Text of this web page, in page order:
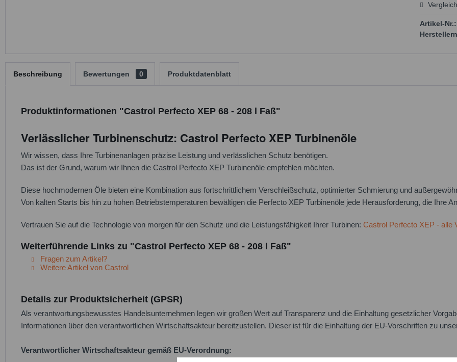
Preis
Artikel-Nr.:
Beschreibung Bewertungen 0 Produktdatenblatt
Produktinformationen "Castrol Perfecto XEP 68 - 208 l Faß"
Verlässlicher Turbinenschutz: Castrol Perfecto XEP Turbinenöle
Wir wissen, dass Ihre Turbinenanlagen präzise Leistung und verlässlichen Schutz benötigen.
Das ist der Grund, warum wir Ihnen die Castrol Perfecto XEP Turbinenöle empfehlen möchten.
Diese hochmodernen Öle bieten eine Kombination aus fortschrittlichem Verschleißschutz, optimierter Schmierung und
Von kalten Starts bis hin zu hohen Betriebstemperaturen bewältigen die Perfecto XEP Turbinenöle jede Herausforderung, die Ihre
Vertrauen Sie auf die Technologie von morgen für den Schutz und die Leistungsfähigkeit Ihrer Turbinen: Castrol Perfecto XEP - alle
Weiterführende Links zu "Castrol Perfecto XEP 68 - 208 l Faß"
Fragen zum Artikel?
Weitere Artikel von Castrol
Details zur Produktsicherheit (GPSR)
Als verantwortungsbewusstes Handelsunternehmen legen wir großen Wert auf Transparenz und die Einhaltung gesetzlicher
Informationen über den verantwortlichen Wirtschaftsakteur bereitzustellen. Dieser ist für die Einhaltung der EU-Vorschriften zu
Verantwortlicher Wirtschaftsakteur gemäß EU-Verordnung: